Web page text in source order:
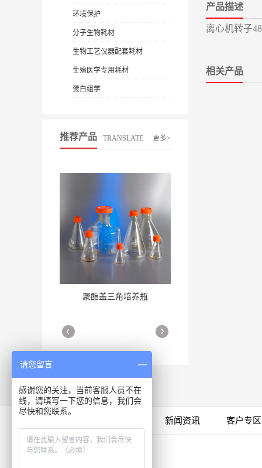
环境保护
分子生物耗材
生物工艺仪器配套耗材
生殖医学专用耗材
蛋白组学
推荐产品 TRANSLATE 更多>
聚酯盖三角培养瓶
More
产品描述
离心机转子
相关产品
新闻资讯 客户专区
咨询专线
请您留言
感谢您的关注，当前客服人员不在
线，请填写一下您的信息，我们会
尽快和您联系。